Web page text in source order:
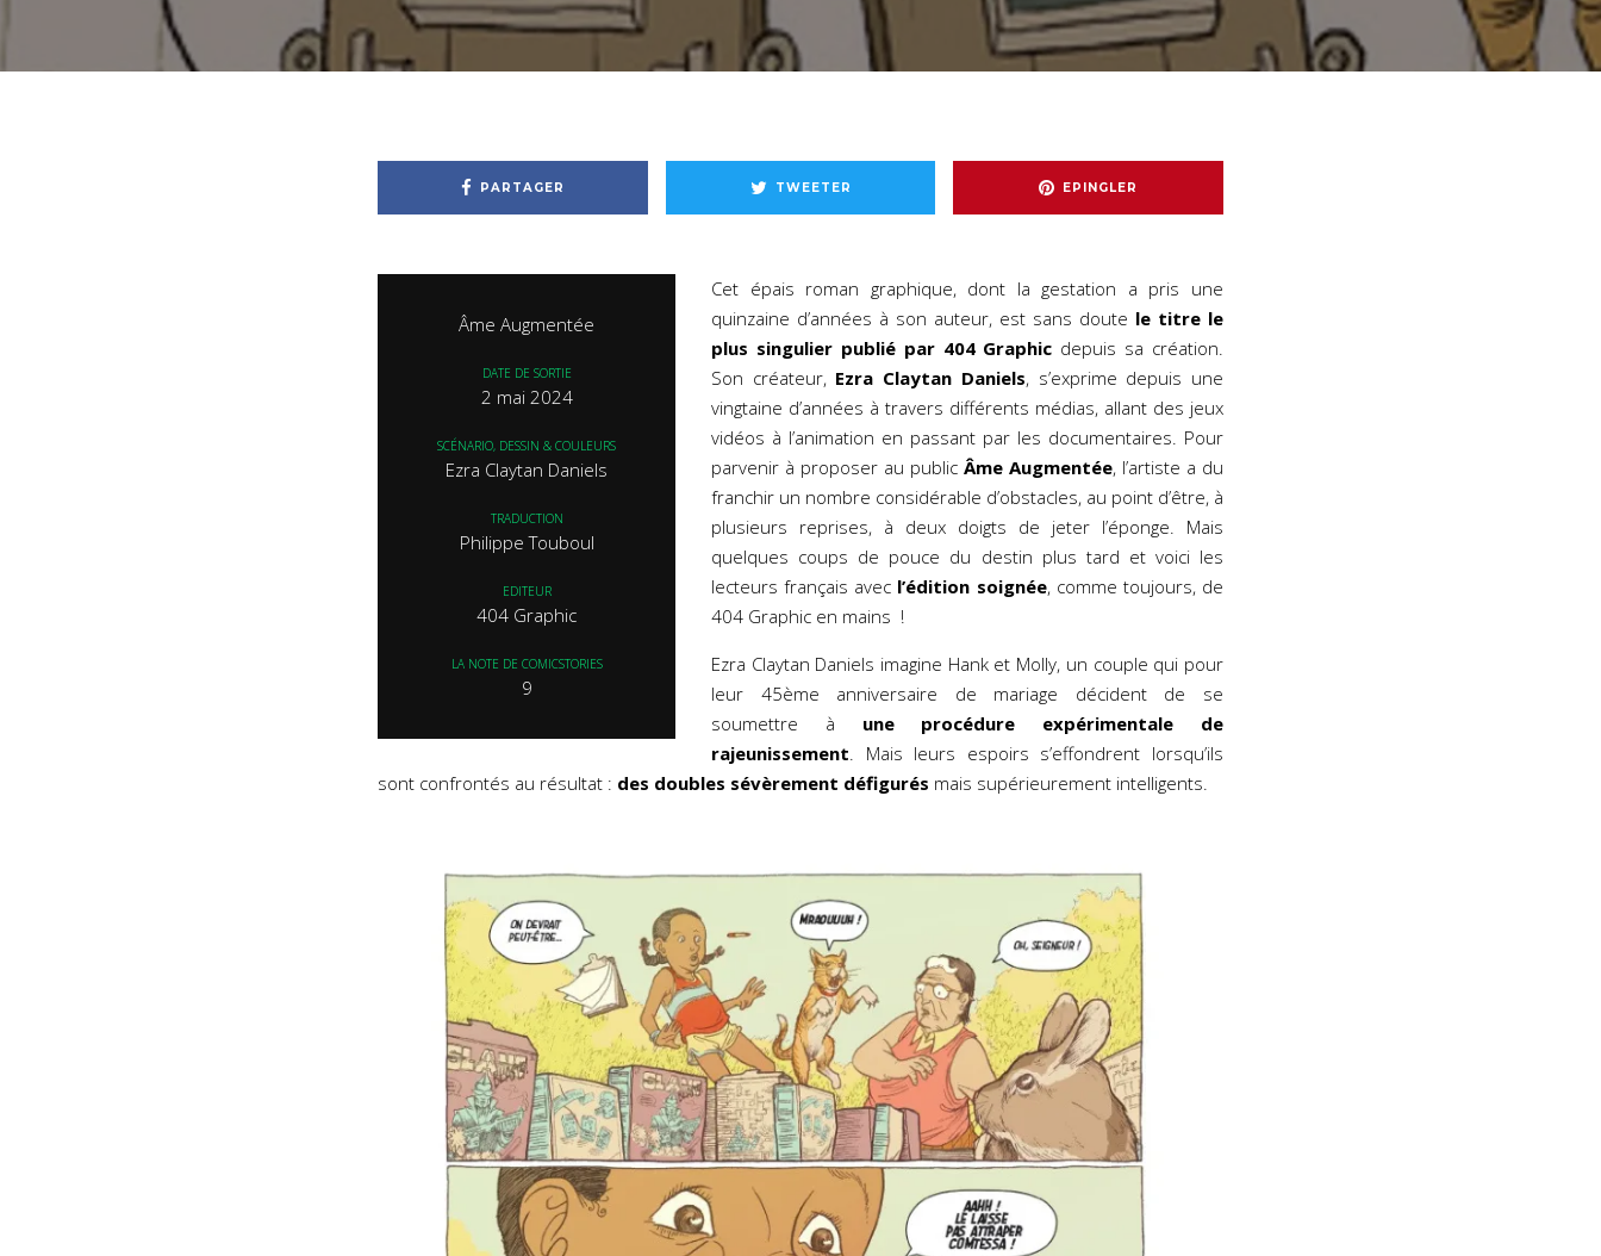
PARTAGER TWEETER EPINGLER
Âme Augmentée
DATE DE SORTIE
2 mai 2024
SCÉNARIO, DESSIN & COULEURS
Ezra Claytan Daniels
TRADUCTION
Philippe Touboul
EDITEUR
404 Graphic
LA NOTE DE COMICSTORIES
9
Cet épais roman graphique, dont la gestation a pris une
quinzaine d’années à son auteur, est sans doute le titre le
plus singulier publié par 404 Graphic depuis sa création.
Son créateur, Ezra Claytan Daniels, s’exprime depuis une
vingtaine d’années à travers différents médias, allant des jeux
vidéos à l’animation en passant par les documentaires. Pour
parvenir à proposer au public Âme Augmentée, l’artiste a du
franchir un nombre considérable d’obstacles, au point d’être, à
plusieurs reprises, à deux doigts de jeter l’éponge. Mais
quelques coups de pouce du destin plus tard et voici les
lecteurs français avec l’édition soignée, comme toujours, de
404 Graphic en mains !
Ezra Claytan Daniels imagine Hank et Molly, un couple qui pour
leur 45ème anniversaire de mariage décident de se
soumettre à une procédure expérimentale de
rajeunissement. Mais leurs espoirs s’effondrent lorsqu’ils
sont confrontés au résultat : des doubles sévèrement défigurés mais supérieurement intelligents.